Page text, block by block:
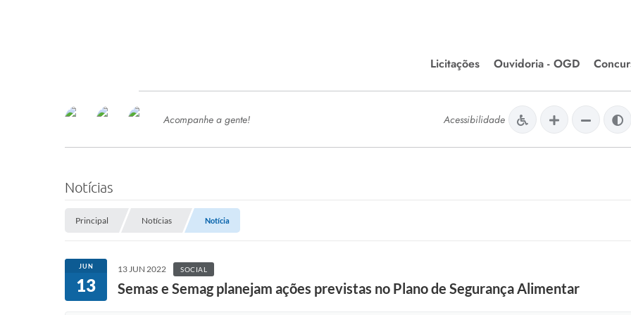
Licitações
Editais de Licitações
Chamamentos Públicos
Ouvidoria - OGD
SERVIÇOS
SEMED
Processo de Contratação -
Concursos e Processos Seletivos
Esporte
Meio Ambiente
Acompanhe a gente! Acessibilidade
Notícias
Principal Notícias Notícia
JUN
13
13 JUN 2022 SOCIAL
Semas e Semag planejam ações previstas no Plano de Segurança Alimentar